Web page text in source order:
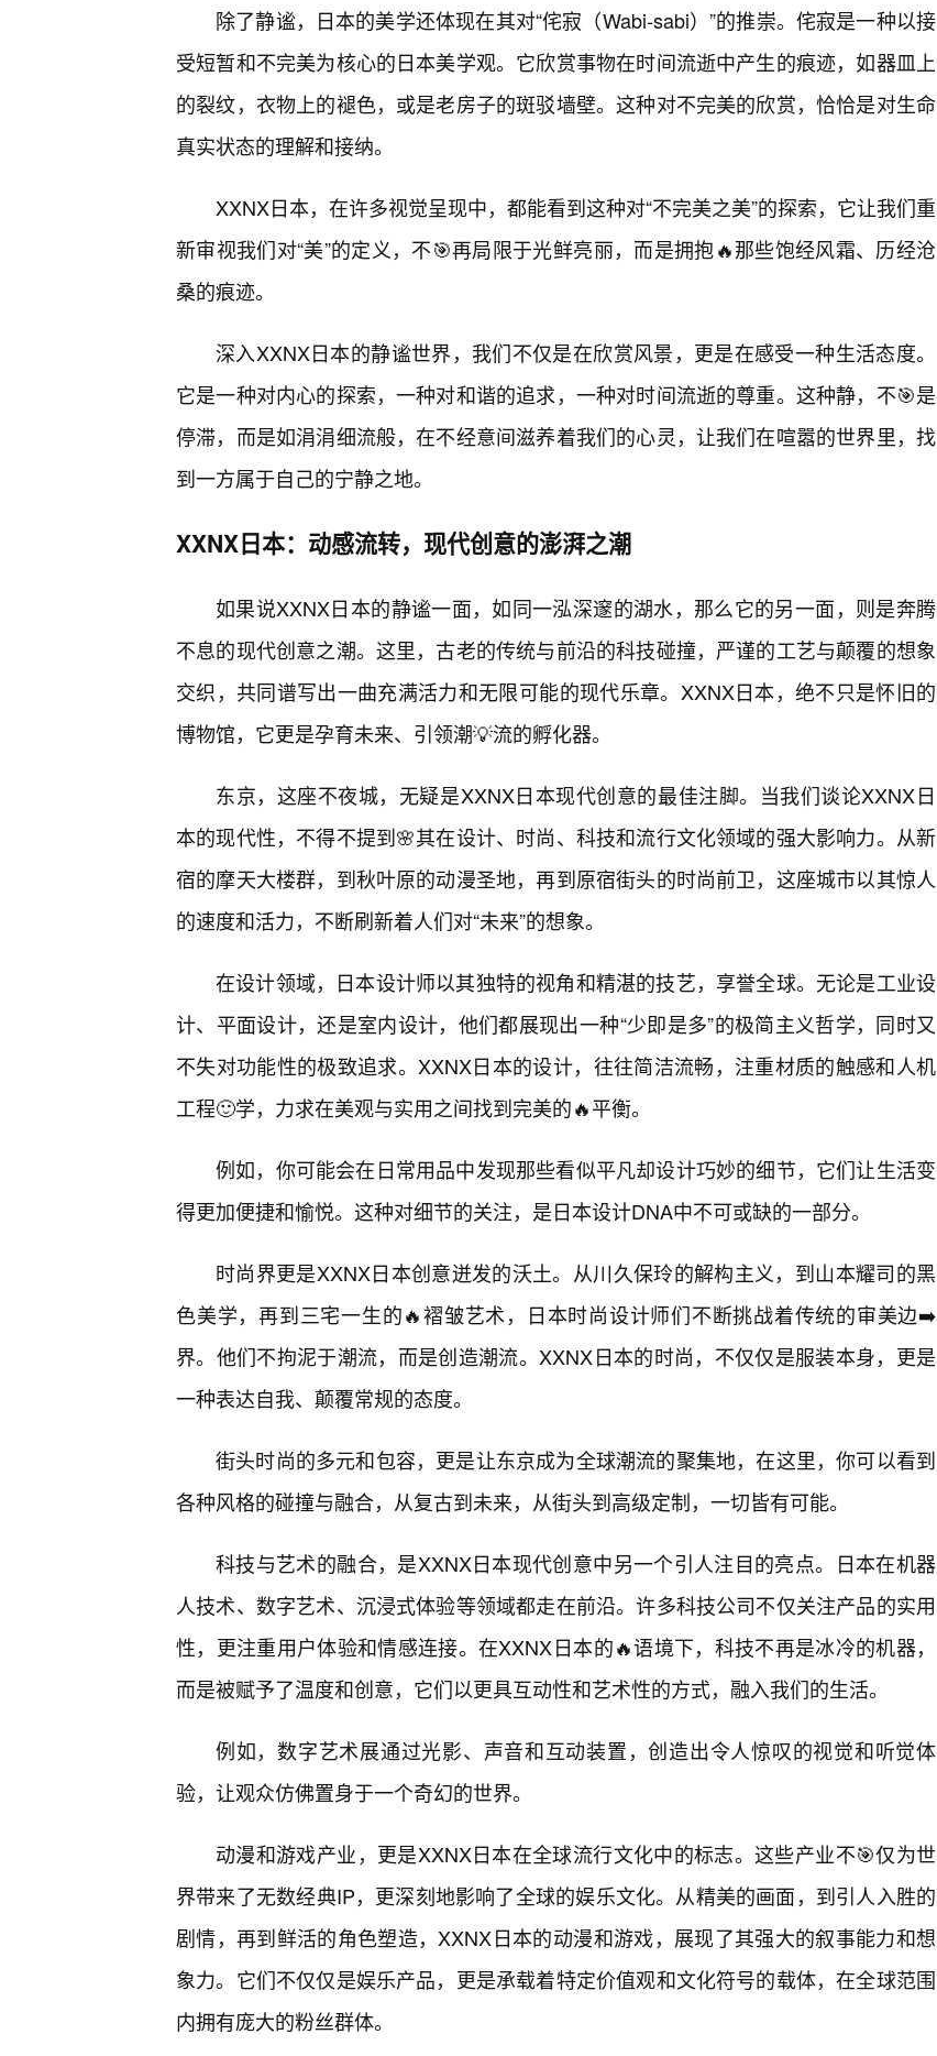
除了静谧，日本的美学还体现在其对“侘寂（Wabi-sabi）”的推崇。侘寂是一种以接
受短暂和不完美为核心的日本美学观。它欣赏事物在时间流逝中产生的痕迹，如器皿上
的裂纹，衣物上的褪色，或是老房子的斑驳墙壁。这种对不完美的欣赏，恰恰是对生命
真实状态的理解和接纳。
XXNX日本，在许多视觉呈现中，都能看到这种对“不完美之美”的探索，它让我们重
新审视我们对“美”的定义，不🎯再局限于光鲜亮丽，而是拥抱🔥那些饱经风霜、历经沧
桑的痕迹。
深入XXNX日本的静谧世界，我们不仅是在欣赏风景，更是在感受一种生活态度。
它是一种对内心的探索，一种对和谐的追求，一种对时间流逝的尊重。这种静，不🎯是
停滞，而是如涓涓细流般，在不经意间滋养着我们的心灵，让我们在喧嚣的世界里，找
到一方属于自己的宁静之地。
XXNX日本：动感流转，现代创意的澎湃之潮
如果说XXNX日本的静谧一面，如同一泓深邃的湖水，那么它的另一面，则是奔腾
不息的现代创意之潮。这里，古老的传统与前沿的科技碰撞，严谨的工艺与颠覆的想象
交织，共同谱写出一曲充满活力和无限可能的现代乐章。XXNX日本，绝不只是怀旧的
博物馆，它更是孕育未来、引领潮💡流的孵化器。
东京，这座不夜城，无疑是XXNX日本现代创意的最佳注脚。当我们谈论XXNX日
本的现代性，不得不提到🌸其在设计、时尚、科技和流行文化领域的强大影响力。从新
宿的摩天大楼群，到秋叶原的动漫圣地，再到原宿街头的时尚前卫，这座城市以其惊人
的速度和活力，不断刷新着人们对“未来”的想象。
在设计领域，日本设计师以其独特的视角和精湛的技艺，享誉全球。无论是工业设
计、平面设计，还是室内设计，他们都展现出一种“少即是多”的极简主义哲学，同时又
不失对功能性的极致追求。XXNX日本的设计，往往简洁流畅，注重材质的触感和人机
工程🙂学，力求在美观与实用之间找到完美的🔥平衡。
例如，你可能会在日常用品中发现那些看似平凡却设计巧妙的细节，它们让生活变
得更加便捷和愉悦。这种对细节的关注，是日本设计DNA中不可或缺的一部分。
时尚界更是XXNX日本创意迸发的沃土。从川久保玲的解构主义，到山本耀司的黑
色美学，再到三宅一生的🔥褶皱艺术，日本时尚设计师们不断挑战着传统的审美边➡️
界。他们不拘泥于潮流，而是创造潮流。XXNX日本的时尚，不仅仅是服装本身，更是
一种表达自我、颠覆常规的态度。
街头时尚的多元和包容，更是让东京成为全球潮流的聚集地，在这里，你可以看到
各种风格的碰撞与融合，从复古到未来，从街头到高级定制，一切皆有可能。
科技与艺术的融合，是XXNX日本现代创意中另一个引人注目的亮点。日本在机器
人技术、数字艺术、沉浸式体验等领域都走在前沿。许多科技公司不仅关注产品的实用
性，更注重用户体验和情感连接。在XXNX日本的🔥语境下，科技不再是冰冷的机器，
而是被赋予了温度和创意，它们以更具互动性和艺术性的方式，融入我们的生活。
例如，数字艺术展通过光影、声音和互动装置，创造出令人惊叹的视觉和听觉体
验，让观众仿佛置身于一个奇幻的世界。
动漫和游戏产业，更是XXNX日本在全球流行文化中的标志。这些产业不🎯仅为世
界带来了无数经典IP，更深刻地影响了全球的娱乐文化。从精美的画面，到引人入胜的
剧情，再到鲜活的角色塑造，XXNX日本的动漫和游戏，展现了其强大的叙事能力和想
象力。它们不仅仅是娱乐产品，更是承载着特定价值观和文化符号的载体，在全球范围
内拥有庞大的粉丝群体。